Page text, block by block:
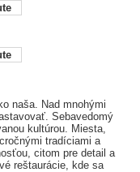
naša. Nad mnohými
Sebavedomý
kultúrou. Miesta,
tradíciami a
citom pre detail a
reštaurácie, kde sa